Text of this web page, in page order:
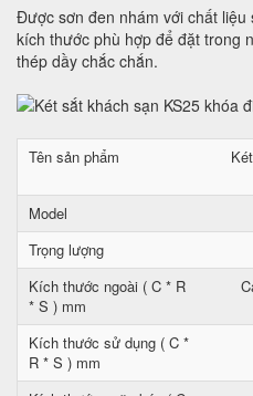
Được sơn đen nhám với chất
kích thước phù hợp để đặt trong
thép dầy chắc chắn.
Tên sản phẩm
Model
Trọng lượng
Kích thước ngoài ( C * R
* S ) mm
Kích thước sử dụng ( C *
R * S ) mm